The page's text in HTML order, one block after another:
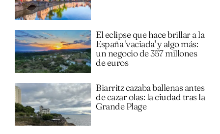
El eclipse que hace brillar a la
España 'vaciada' y algo más:
un negocio de 357 millones
de euros
Biarritz cazaba ballenas antes
de cazar olas: la ciudad tras la
Grande Plage